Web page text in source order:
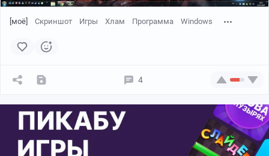
[моё] Скриншот Игры Хлам Программа Windows
4